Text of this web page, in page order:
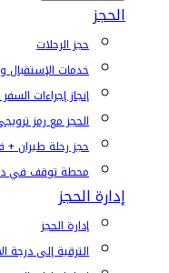
الحجز
حجز الرحلات
خدمات الإستقبال
إنجاز إجراءات
الحجز مع رمز
حجز رحلة طيران +
محطة توقف في
إدارة الحجز
إدارة الحجز
الترقية إلى درجة